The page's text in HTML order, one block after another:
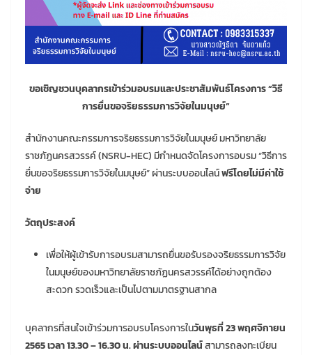
ขอเชิญชวนบุคลากรเข้าร่วมอบรมและประชาสัมพันธ์โครงการ “วิธี
การยื่นขอจริยธรรมการวิจัยในมนุษย์”
สำนักงานคณะกรรมการจริยธรรมการวิจัยในมนุษย์ มหาวิทยาลัย
ราชภัฏนครสวรรค์ (NSRU-HEC) มีกำหนดจัดโครงการอบรม “วิธีการ
ยื่นขอจริยธรรมการวิจัยในมนุษย์” ผ่านระบบออนไลน์ฟรีโดยไม่มีค่าใช้
จ่าย
วัตถุประสงค์
เพื่อให้ผู้เข้ารับการอบรมสามารถยื่นขอรับรองจริยธรรมการวิจัย
ในมนุษย์ของมหาวิทยาลัยราชภัฏนครสวรรค์ได้อย่างถูกต้อง
สะดวก รวดเร็วและเป็นไปตามมาตรฐานสากล
บุคลากรที่สนใจเข้าร่วมการอบรบโครงการในวันพุธที่ 23 พฤศจิกายน
2565 เวลา 13.30 – 16.30 น. ผ่านระบบออนไลน์สามารถลงทะเบียน